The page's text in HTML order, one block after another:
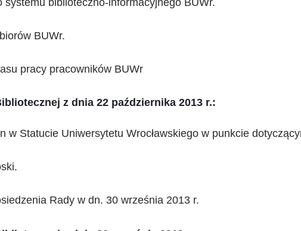
BUWr.
pracy pracowników BUWr
z dnia 22 października 2013 r.:
w Statucie Uniwersytetu Wrocławskiego w punkcie
Rady w dn. 30 września 2013 r.